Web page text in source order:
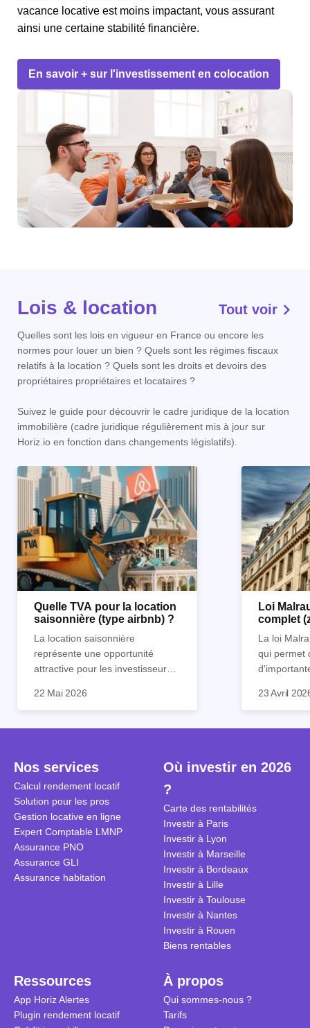
vacance locative est moins impactant, vous assurant
ainsi une certaine stabilité financière.
En savoir + sur l'investissement en colocation
Lois & location Tout voir
Quelles sont les lois en vigueur en France ou encore les
normes pour louer un bien ? Quels sont les régimes fiscaux
relatifs à la location ? Quels sont les droits et devoirs des
propriétaires propriétaires et locataires ?
Suivez le guide pour découvrir le cadre juridique de la location
immobilière (cadre juridique régulièrement mis à jour sur
Horiz.io en fonction dans changements législatifs).
Quelle TVA pour la location
saisonnière (type airbnb) ?
La location saisonnière
représente une opportunité
attractive pour les investisseurs
patrimoine et générer des
Cependant, il est crucial de
notamment la TVA, afin
d'optimiser cette activité.
Et qu’a-t-on appris à la rentrée
la TVA est généralisé pour les
saisonnière dans certaines
conditions. On fait le point dans
cet article.
22 Mai 2026
Loi
complet
La loi
qui permet
immobilier.
historique
quelles
pour en
23 Avril
Nos services
Calcul rendement locatif
Solution pour les pros
Gestion locative en ligne
Expert Comptable LMNP
Assurance PNO
Assurance GLI
Assurance habitation
Où investir en 2026
?
Carte des rentabilités
Investir à Paris
Investir à Lyon
Investir à Marseille
Investir à Bordeaux
Investir à Lille
Investir à Toulouse
Investir à Nantes
Investir à Rouen
Biens rentables
Ressources
App Horiz Alertes
Plugin rendement locatif
À propos
Qui sommes-nous ?
Tarifs